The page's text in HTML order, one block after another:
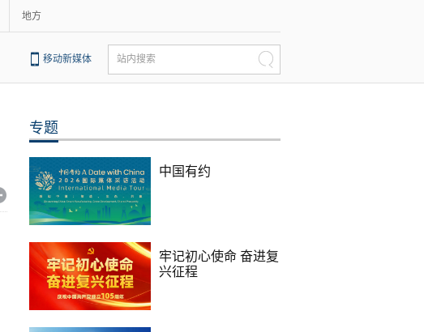
地方
移动新媒体 站内搜索
专题
中国有约
牢记初心使命 奋进复
兴征程